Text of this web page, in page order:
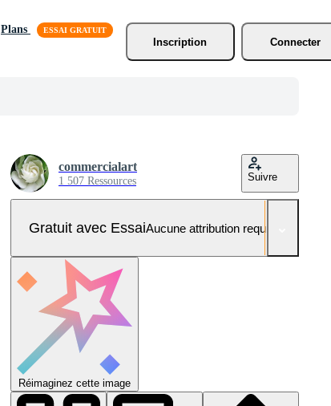
Plans
Inscription
Connecter
commercialart
1 507 Ressources Suivre
Gratuit avec EssaiAucune attribution requise
Réimaginez cette image